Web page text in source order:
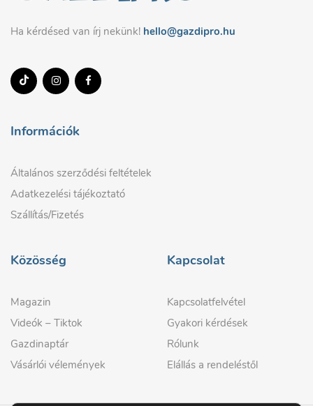
Ha kérdésed van írj nekünk! hello@gazdipro.hu
Információk
Általános szerződési feltételek
Adatkezelési tájékoztató
Szállítás/Fizetés
Közösség
Magazin
Videók – Tiktok
Gazdinaptár
Vásárlói vélemények
Kapcsolat
Kapcsolatfelvétel
Gyakori kérdések
Rólunk
Elállás a rendeléstől